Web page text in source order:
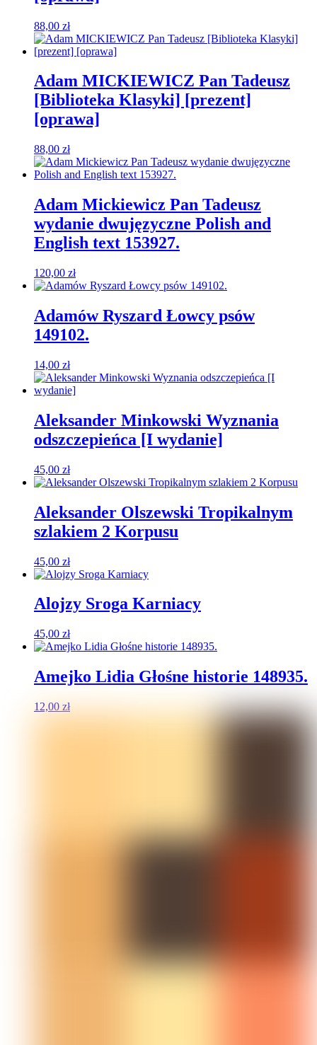
88,00 zł
Adam MICKIEWICZ Pan Tadeusz
[Biblioteka Klasyki] [prezent]
[oprawa]
88,00 zł
Adam Mickiewicz Pan Tadeusz
wydanie dwujęzyczne Polish and
English text 153927.
120,00 zł
Adamów Ryszard Łowcy psów
149102.
14,00 zł
Aleksander Minkowski Wyznania
odszczepieńca [I wydanie]
45,00 zł
Aleksander Olszewski Tropikalnym
szlakiem 2 Korpusu
45,00 zł
Alojzy Sroga Karniacy
45,00 zł
Amejko Lidia Głośne historie 148935.
12,00 zł